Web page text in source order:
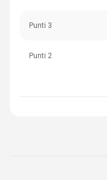
Punti 3
Punti 2